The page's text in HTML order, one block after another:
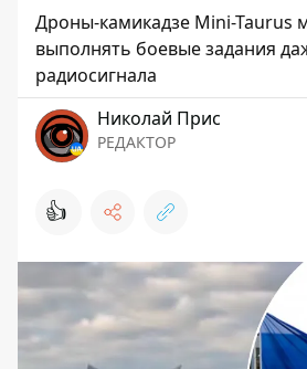
Дроны-камикадзе Mini-Taurus
выполнять боевые задания
радиосигнала
Николай Прис
РЕДАКТОР
👍